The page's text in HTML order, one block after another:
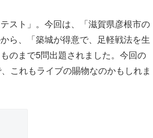
スト」。今回は、「滋賀県彦根市の
ら、「築城が得意で、足軽戦法を生
のまで5問出題されました。今回の
これもライブの賜物なのかもしれま